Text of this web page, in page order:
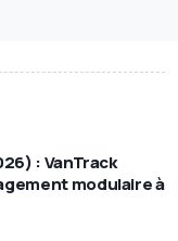
: VanTrack
modulaire à